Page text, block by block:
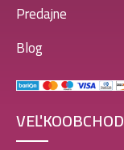
Predajne
Blog
VEĽKOOBCHOD